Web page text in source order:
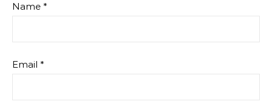
Name *
Email *